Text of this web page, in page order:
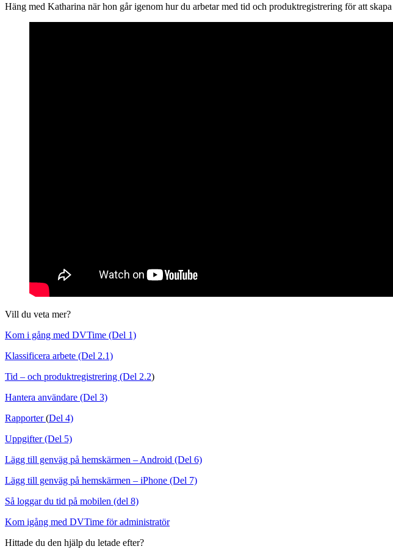
Häng med Katharina när hon går igenom hur du arbetar med tid och produktregistrering för att
Vill du veta mer?
Kom i gång med DVTime (Del 1)
Klassificera arbete (Del 2.1)
Tid – och produktregistrering (Del 2.2)
Hantera användare (Del 3)
Rapporter(Del 4)
Uppgifter (Del 5)
Lägg till genväg på hemskärmen – Android (Del 6)
Lägg till genväg på hemskärmen – iPhone (Del 7)
Så loggar du tid på mobilen (del 8)
Kom igång med DVTime för administratör
Hittade du den hjälp du letade efter?